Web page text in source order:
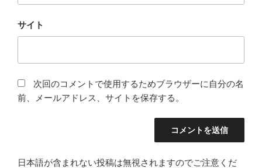
サイト
次回のコメントで使用するためブラウザーに自分の名
前、メールアドレス、サイトを保存する。
日本語が含まれない投稿は無視されますのでご注意くだ